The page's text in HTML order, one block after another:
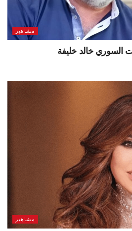
مشاهير
السوري خالد خليفة
مشاهير